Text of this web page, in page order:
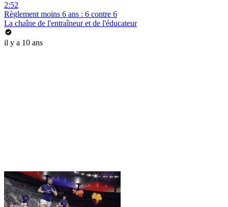
2:52
Règlement moins 6 ans : 6 contre 6
La chaîne de l'entraîneur et de l'éducateur
il y a 10 ans